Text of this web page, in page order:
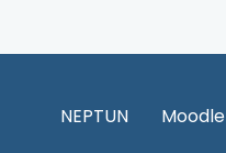
NEPTUN Moodle